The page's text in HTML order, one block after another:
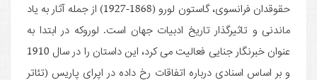
حقوقدان فرانسوی، گاستون لورو (1868-1927) از جمله آثار به یاد
ماندنی و تاثیرگذار تاریخ ادبیات جهان است. لوروکه در ابتدا به
عنوان خبرنگار جنایی فعالیت می کرد، این داستان را در سال 1910
و بر اساس اسنادی درباره اتفاقات رخ داده در اپرای پاریس (تئاتر